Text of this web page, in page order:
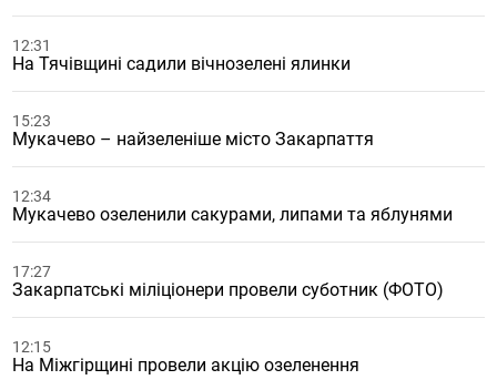
12:31
На Тячівщині садили вічнозелені ялинки
15:23
Мукачево – найзеленіше місто Закарпаття
12:34
Мукачево озеленили сакурами, липами та яблунями
17:27
Закарпатські міліціонери провели суботник (ФОТО)
12:15
На Міжгірщині провели акцію озеленення